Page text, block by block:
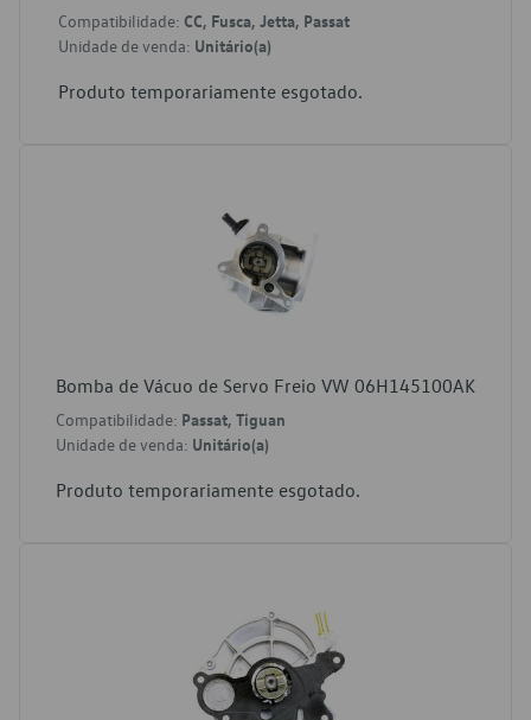
Compatibilidade: CC, Fusca, Jetta, Passat
Unidade de venda: Unitário(a)
Produto temporariamente esgotado.
Bomba de Vácuo de Servo Freio VW 06H145100AK
Compatibilidade: Passat, Tiguan
Unidade de venda: Unitário(a)
Produto temporariamente esgotado.